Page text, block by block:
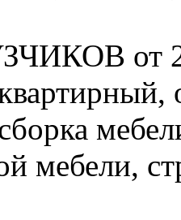
от
мебели,